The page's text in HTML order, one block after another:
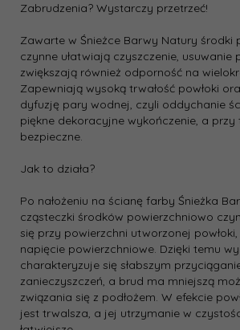
Zabrudzenia? Wystarczy przetrzeć!
Zawarte w Śnieżce Barwy Natury środki
czynne ułatwiają czyszczenie, usuwanie
zwiększają również odporność na
Zapewniają wysoką trwałość powłoki
dyfuzję pary wodnej, czyli oddychanie
piękne dekoracyjne wykończenie, a przy
bezpieczne.
Jak to działa?
Po nałożeniu na ścianę farby Śnieżka
cząsteczki środków powierzchniowo
się przy powierzchni utworzonej
napięcie powierzchniowe. Dzięki temu
charakteryzuje się słabszym
zanieczyszczeń, a brud ma mniejszą
związania się z podłożem. W efekcie
jest trwalsza, a jej utrzymanie w